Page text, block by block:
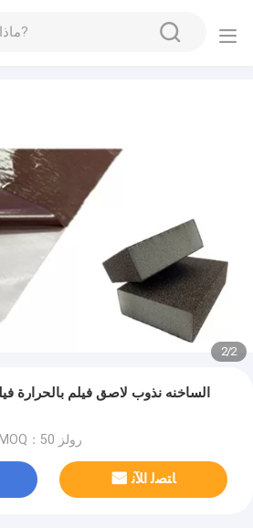
2/2
MOQ：50 رولز
ﺎﺘﺼﻟ ﺍﻶﻧ